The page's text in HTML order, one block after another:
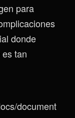
para
donde
tan
document